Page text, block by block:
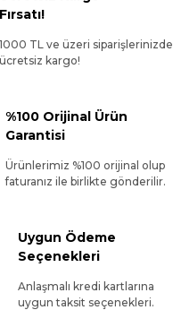
Fırsatı!
1000 TL ve üzeri siparişlerinizde
ücretsiz kargo!
%100 Orijinal Ürün
Garantisi
Ürünlerimiz %100 orijinal olup
faturanız ile birlikte gönderilir.
Uygun Ödeme
Seçenekleri
Anlaşmalı kredi kartlarına
uygun taksit seçenekleri.